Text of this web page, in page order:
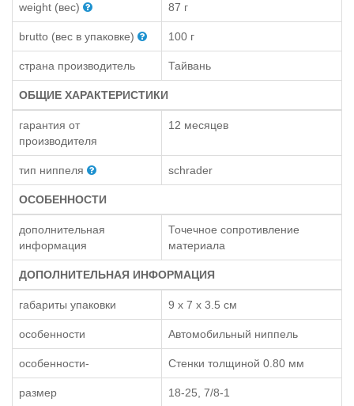
weight (вес) 87 г
brutto (вес в упаковке) 100 г
страна производитель Тайвань
ОБЩИЕ ХАРАКТЕРИСТИКИ
гарантия от
производителя
12 месяцев
тип ниппеля schrader
ОСОБЕННОСТИ
дополнительная
информация
Точечное сопротивление
материала
ДОПОЛНИТЕЛЬНАЯ ИНФОРМАЦИЯ
габариты упаковки 9 x 7 x 3.5 см
особенности Автомобильный ниппель
особенности- Стенки толщиной 0.80 мм
размер 18-25, 7/8-1